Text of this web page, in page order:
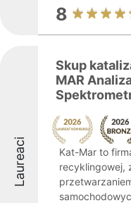
8
Laureaci
Skup
MAR
Kat-Mar to
recyklingowej,